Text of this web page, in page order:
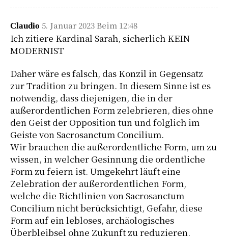
Claudio 5. Januar 2023 Beim 12:48
Ich zitiere Kardinal Sarah, sicherlich KEIN
MODERNIST
Daher wäre es falsch, das Konzil in Gegensatz
zur Tradition zu bringen. In diesem Sinne ist es
notwendig, dass diejenigen, die in der
außerordentlichen Form zelebrieren, dies ohne
den Geist der Opposition tun und folglich im
Geiste von Sacrosanctum Concilium.
Wir brauchen die außerordentliche Form, um zu
wissen, in welcher Gesinnung die ordentliche
Form zu feiern ist. Umgekehrt läuft eine
Zelebration der außerordentlichen Form,
welche die Richtlinien von Sacrosanctum
Concilium nicht berücksichtigt, Gefahr, diese
Form auf ein lebloses, archäologisches
Überbleibsel ohne Zukunft zu reduzieren.